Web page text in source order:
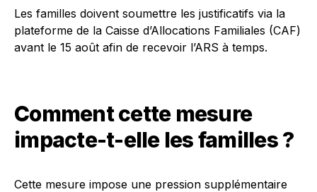
Les familles doivent soumettre les justificatifs via la
plateforme de la Caisse d’Allocations Familiales (CAF)
avant le 15 août afin de recevoir l’ARS à temps.
Comment cette mesure
impacte-t-elle les familles ?
Cette mesure impose une pression supplémentaire